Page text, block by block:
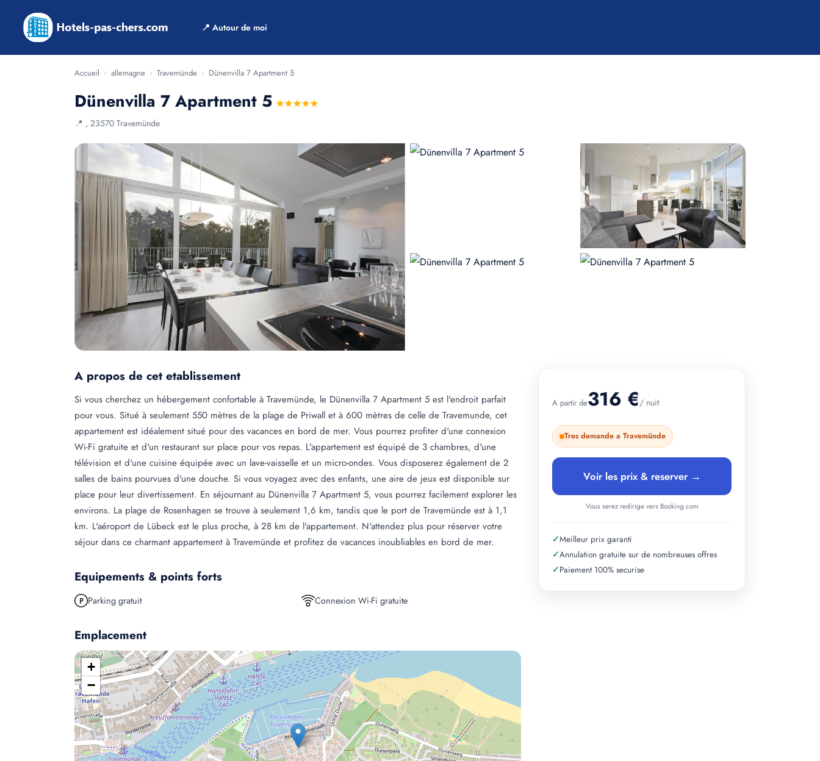
📍 Autour de moi
Accueil › allemagne › Travemünde › Dünenvilla 7 Apartment 5
Dünenvilla 7 Apartment 5 ★★★★★
📍 , 23570 Travemünde
A propos de cet etablissement
Si vous cherchez un hébergement confortable à Travemünde, le Dünenvilla 7 Apartment 5 est l'endroit parfait
pour vous. Situé à seulement 550 mètres de la plage de Priwall et à 600 mètres de celle de Travemunde, cet
appartement est idéalement situé pour des vacances en bord de mer. Vous pourrez profiter d'une connexion
Wi-Fi gratuite et d'un restaurant sur place pour vos repas. L'appartement est équipé de 3 chambres, d'une
télévision et d'une cuisine équipée avec un lave-vaisselle et un micro-ondes. Vous disposerez également de 2
salles de bains pourvues d'une douche. Si vous voyagez avec des enfants, une aire de jeux est disponible sur
place pour leur divertissement. En séjournant au Dünenvilla 7 Apartment 5, vous pourrez facilement explorer les
environs. La plage de Rosenhagen se trouve à seulement 1,6 km, tandis que le port de Travemünde est à 1,1
km. L'aéroport de Lübeck est le plus proche, à 28 km de l'appartement. N'attendez plus pour réserver votre
séjour dans ce charmant appartement à Travemünde et profitez de vacances inoubliables en bord de mer.
Equipements & points forts
Parking gratuit Connexion Wi-Fi gratuite
Emplacement
+
−
A partir de316 €/ nuit
Tres demande a Travemünde
Voir les prix & reserver →
Vous serez redirige vers Booking.com
✓Meilleur prix garanti
✓Annulation gratuite sur de nombreuses offres
✓Paiement 100% securise